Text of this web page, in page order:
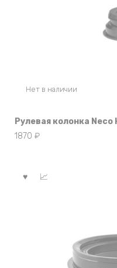
Нет в наличии
Рулевая колонка
1870 ₽